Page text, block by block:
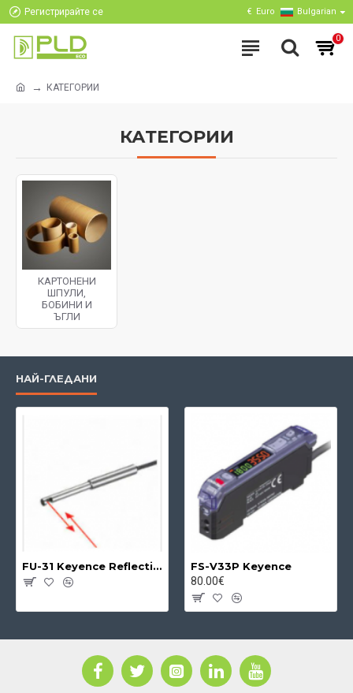
Регистрирайте се € Euro Bulgarian
0
КАТЕГОРИИ
КАТЕГОРИИ
КАРТОНЕНИ
ШПУЛИ,
БОБИНИ И
ЪГЛИ
НАЙ-ГЛЕДАНИ
FU-31 Keyence Reflective Fibre Unit
FS-V33P Keyence
80.00€